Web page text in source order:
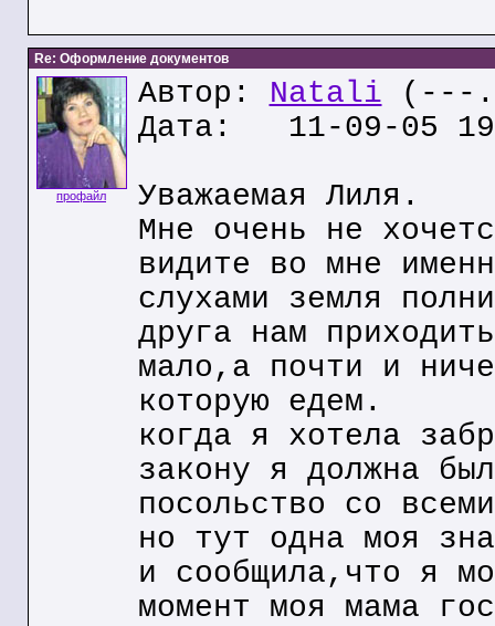
Re: Оформление документов
профайл
Автор: Natali (---
Дата: 11-09-05
Уважаемая Лиля.
Мне очень не
видите во мне
слухами земля
друга нам
мало,а почти и
которую едем.
когда я хотела
закону я должна
посольство со
но тут одна моя
и сообщила,что я
момент моя мама